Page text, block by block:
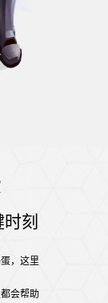
刻
，这里
会帮助